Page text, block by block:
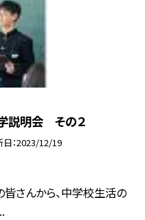
説明会 その２
日 2023/12/19
さんから、中学校生活の